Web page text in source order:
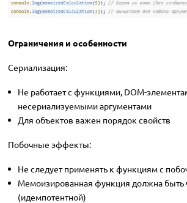
Ограничения и особенности
Сериализация:
Не работает с функциями, DOM-
несериализуемыми аргументами
Для объектов важен порядок свойств
Побочные эффекты:
Не следует применять к функциям с
Мемоизированная функция должна быть
(идемпотентной)